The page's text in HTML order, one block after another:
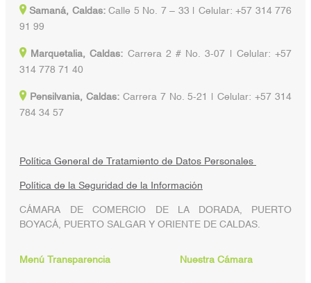
Samaná, Caldas:Calle 5 No. 7 – 33 | Celular: +57 314 776
91 99
Marquetalia, Caldas: Carrera 2 # No. 3-07 | Celular: +57
314 778 71 40
Pensilvania, Caldas:Carrera 7 No. 5-21 | Celular: +57 314
784 34 57
Política General de Tratamiento de Datos Personales
Política de la Seguridad de la Información
CÁMARA DE COMERCIO DE LA DORADA, PUERTO
BOYACÁ, PUERTO SALGAR Y ORIENTE DE CALDAS.
Menú Transparencia Nuestra Cámara